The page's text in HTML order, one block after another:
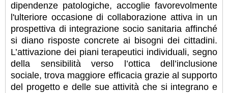
dipendenze patologiche, accoglie favorevolmente
l'ulteriore occasione di collaborazione attiva in un
prospettiva di integrazione socio sanitaria affinché
si diano risposte concrete ai bisogni dei cittadini.
L’attivazione dei piani terapeutici individuali, segno
della sensibilità verso l’ottica dell’inclusione
sociale, trova maggiore efficacia grazie al supporto
del progetto e delle sue attività che si integrano e